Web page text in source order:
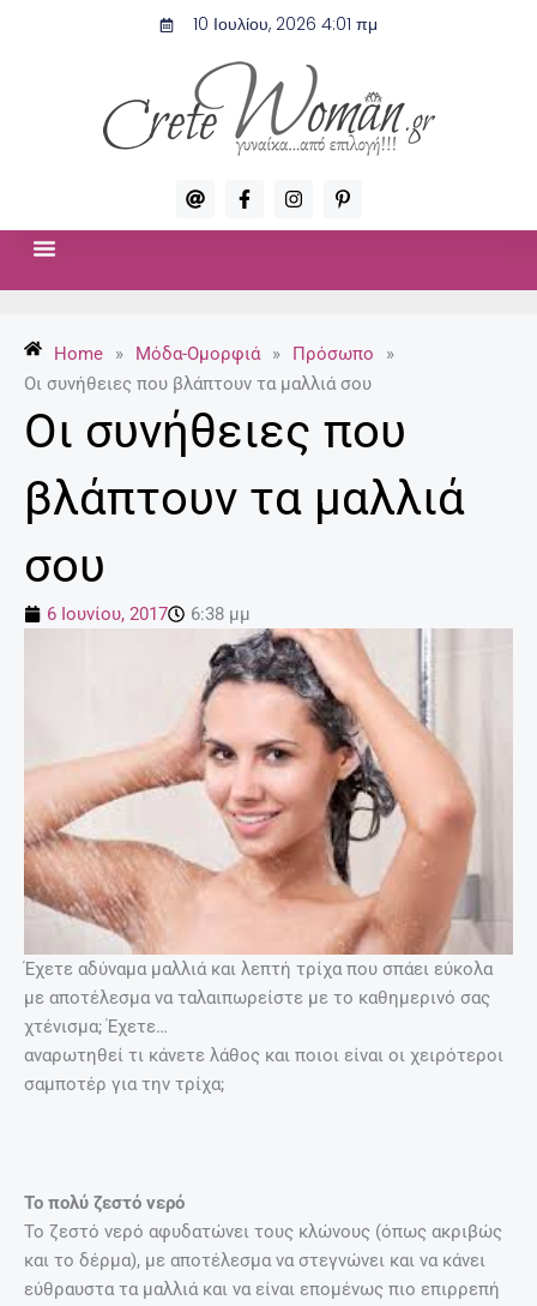
10 Ιουλίου, 2026 4:01 πμ
A
t
F
a
c
f
I
n
s
m
P
i
n
-
p
Home » Μόδα-Ομορφιά » Πρόσωπο
»
Οι συνήθειες που βλάπτουν τα μαλλιά σου
Οι συνήθειες που
βλάπτουν τα μαλλιά
σου
6 Ιουνίου, 2017 6:38 μμ
Έχετε αδύναμα μαλλιά και λεπτή τρίχα που σπάει εύκολα
με αποτέλεσμα να ταλαιπωρείστε με το καθημερινό σας
χτένισμα; Έχετε…
αναρωτηθεί τι κάνετε λάθος και ποιοι είναι οι χειρότεροι
σαμποτέρ για την τρίχα;
Το πολύ ζεστό νερό
Το ζεστό νερό αφυδατώνει τους κλώνους (όπως ακριβώς
και το δέρμα), με αποτέλεσμα να στεγνώνει και να κάνει
εύθραυστα τα μαλλιά και να είναι επομένως πιο επιρρεπή